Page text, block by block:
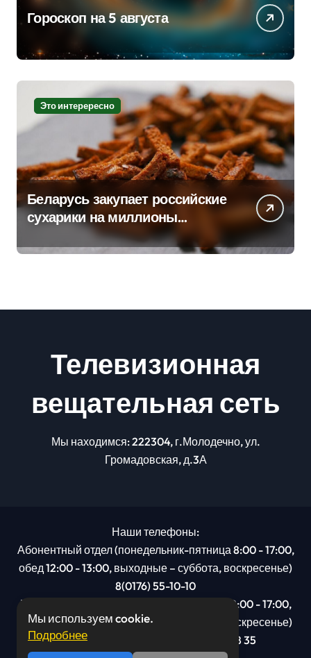
Гороскоп на 5 августа
Это интерересно
Беларусь закупает российские
сухарики на миллионы
долларов – смотрим сумму
Телевизионная
вещательная сеть
Мы находимся: 222304, г.Молодечно, ул.
Громадовская, д.3А
Наши телефоны:
Абонентный отдел (понедельник-пятница 8:00 - 17:00,
обед 12:00 - 13:00, выходные – суббота, воскресенье)
8(0176) 55-10-10
Рекламный отдел (понедельник-пятница 8:00 - 17:00,
обед 12:00 - 13:00, выходные – суббота, воскресенье)
8(0176): 54 95 80, МТС +375 29 201 78 35
Мы используем cookie.
Подробнее